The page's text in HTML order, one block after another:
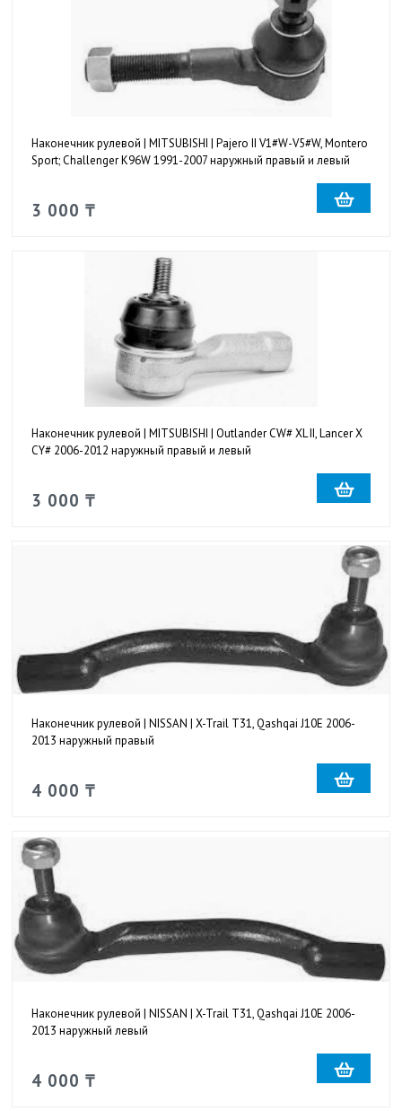
Наконечник рулевой | MITSUBISHI | Pajero II V1#W-V5#W, Montero
Sport; Challenger K96W 1991-2007 наружный правый и левый
3 000 ₸
Наконечник рулевой | MITSUBISHI | Outlander CW# XL II, Lancer X
CY# 2006-2012 наружный правый и левый
3 000 ₸
Наконечник рулевой | NISSAN | X-Trail T31, Qashqai J10E 2006-
2013 наружный правый
4 000 ₸
Наконечник рулевой | NISSAN | X-Trail T31, Qashqai J10E 2006-
2013 наружный левый
4 000 ₸